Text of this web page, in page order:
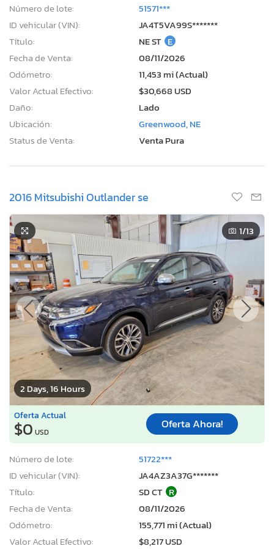
Número de lote:
51571***
ID vehicular (VIN):
JA4T5VA99S*******
Título:
NE ST E
Fecha de Venta:
08/11/2026
Odómetro:
11,453 mi (Actual)
Valor Actual Efectivo:
$30,668 USD
Daño:
Lado
Ubicación:
Greenwood, NE
Status de Venta:
Venta Pura
2016 Mitsubishi Outlander se
2 Days, 16 Hours
1/13
Oferta Actual
$0 USD
Oferta Ahora!
Número de lote:
51722***
ID vehicular (VIN):
JA4AZ3A37G*******
Título:
SD CT R
Fecha de Venta:
08/11/2026
Odómetro:
155,771 mi (Actual)
Valor Actual Efectivo:
$8,217 USD